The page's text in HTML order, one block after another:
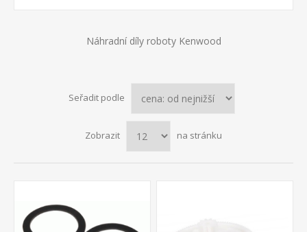
Náhradní díly roboty Kenwood
Seřadit podle
Zobrazit na stránku